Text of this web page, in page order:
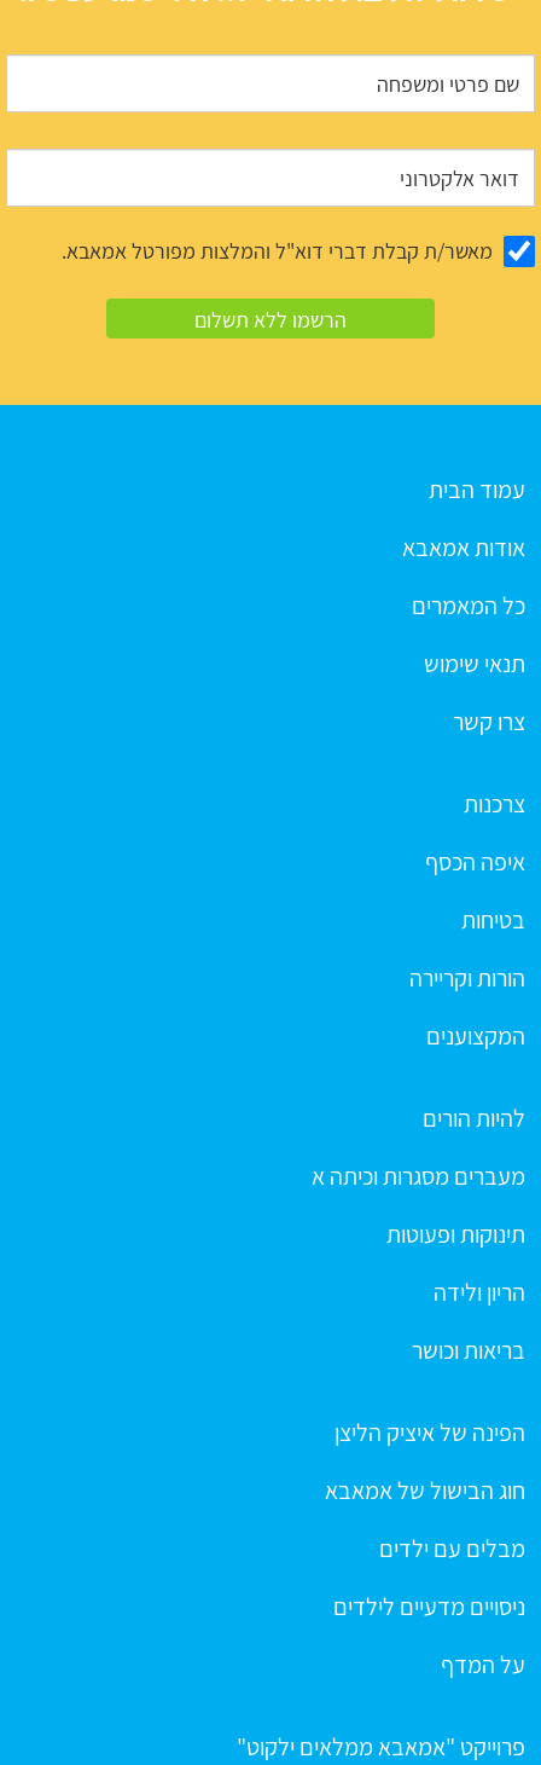
מאשר/ת קבלת דברי דוא"ל והמלצות מפורטל אמאבא.
עמוד הבית
אודות אמאבא
כל המאמרים
תנאי שימוש
צרו קשר
צרכנות
איפה הכסף
בטיחות
הורות וקריירה
המקצוענים
להיות הורים
מעברים מסגרות וכיתה א
תינוקות ופעוטות
הריון ולידה
בריאות וכושר
הפינה של איציק הליצן
חוג הבישול של אמאבא
מבלים עם ילדים
ניסויים מדעיים לילדים
על המדף
פרוייקט "אמאבא ממלאים ילקוט"